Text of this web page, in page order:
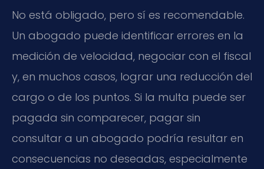
No está obligado, pero sí es recomendable.
Un abogado puede identificar errores en la
medición de velocidad, negociar con el fiscal
y, en muchos casos, lograr una reducción del
cargo o de los puntos. Si la multa puede ser
pagada sin comparecer, pagar sin
consultar a un abogado podría resultar en
consecuencias no deseadas, especialmente